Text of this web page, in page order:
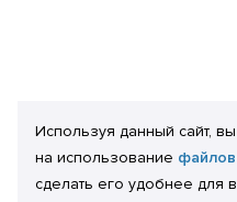
Используя данный сайт,
на использование
сделать его удобнее для